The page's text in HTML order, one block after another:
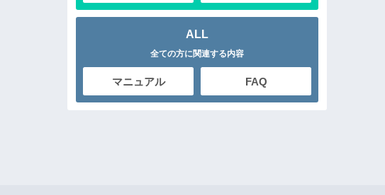
ALL
全ての方に関連する内容
マニュアル FAQ